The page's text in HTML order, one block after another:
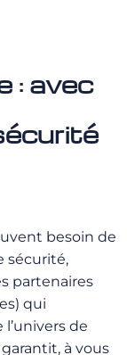
: avec
besoin de
sécurité,
partenaires
qui
de
garantit, à vous